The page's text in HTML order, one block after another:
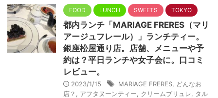
FOOD LUNCH SWEETS TOKYO
都内ランチ「MARIAGE FRERES（マリ
アージュフレール）」ランチティー。
銀座松屋通り店。店舗、メニューや予
約は？平日ランチや女子会に。口コミ
レビュー。
2023/1/15 MARIAGE FRERES
どんなお
店？
アフタヌーンティー クリームブリュレ
タル